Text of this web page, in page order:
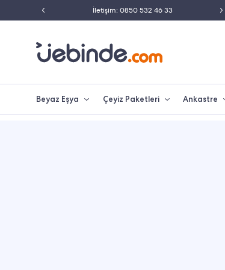
İletişim: 0850 532 46 33
Beyaz Eşya Çeyiz Paketleri Ankastre